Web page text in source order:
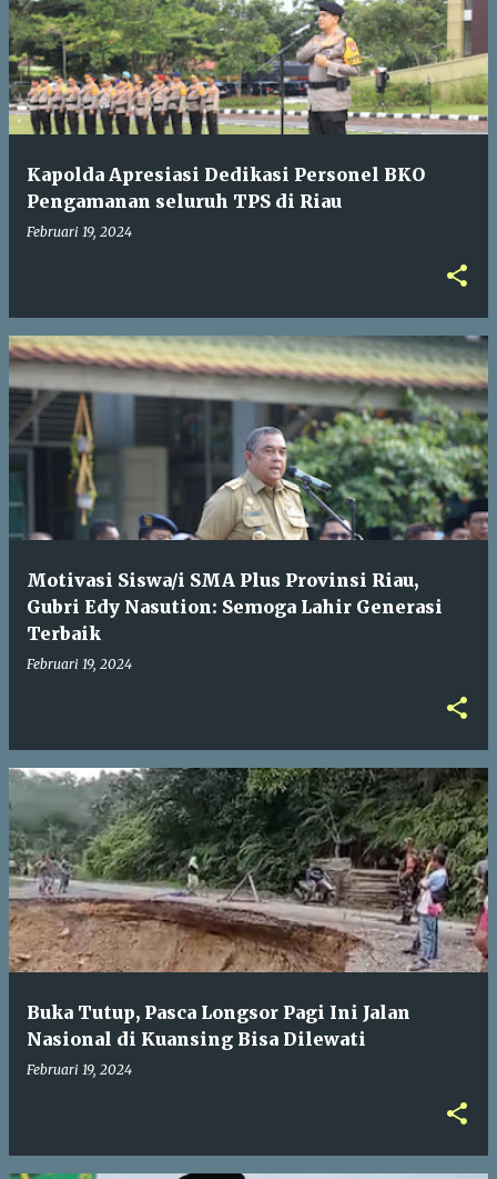
s
t
n
Kapolda Apresiasi Dedikasi Personel BKO
Pengamanan seluruh TPS di Riau
Februari 19, 2024
Motivasi Siswa/i SMA Plus Provinsi Riau,
Gubri Edy Nasution: Semoga Lahir Generasi
Terbaik
Februari 19, 2024
Buka Tutup, Pasca Longsor Pagi Ini Jalan
Nasional di Kuansing Bisa Dilewati
Februari 19, 2024